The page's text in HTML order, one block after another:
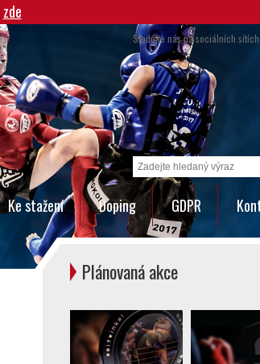
zde
Sledujte nás na sociálních sítích
Ke stažení Doping GDPR
Plánovaná akce